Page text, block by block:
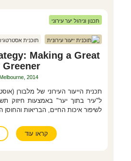
תכנון וניהול יער עירוני
תוכנית ייעור עירונית תוכנית אסטרטגית
Making a Great
Greener
2014
תכנית הייעור העירוני של מלבורן
ל"עיר בתוך יער" באמצעות חיזוק
לשיפור איכות החיים, הבריאות והחוסן
קראו עוד